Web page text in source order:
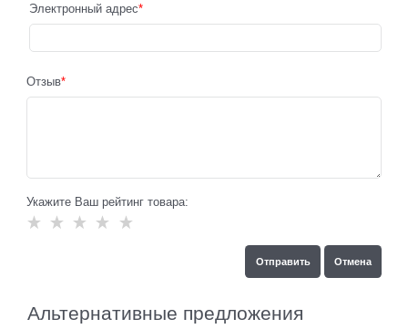
Электронный адрес
Отзыв
Укажите Ваш рейтинг товара:
Альтернативные предложения